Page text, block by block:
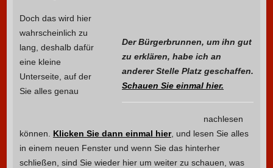
Der Bürgerbrunnen, um ihn gut
zu erklären, habe ich an
anderer Stelle Platz geschaffen.
Schauen Sie einmal hier.
Doch das wird hier
wahrscheinlich zu
lang, deshalb dafür
eine kleine
Unterseite, auf der
Sie alles genau
nachlesen
können. Klicken Sie dann einmal hier, und lesen Sie alles
in einem neuen Fenster und wenn Sie das hinterher
schließen, sind Sie wieder hier um weiter zu schauen, was